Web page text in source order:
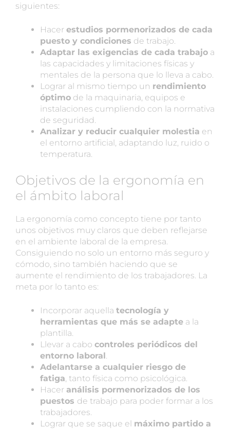
siguientes:
Hacer estudios pormenorizados de cada
puesto y condiciones de trabajo.
Adaptar las exigencias de cada trabajo a
las capacidades y limitaciones físicas y
mentales de la persona que lo lleva a cabo.
Lograr al mismo tiempo un rendimiento
óptimo de la maquinaria, equipos e
instalaciones cumpliendo con la normativa
de seguridad.
Analizar y reducir cualquier molestia en
el entorno artificial, adaptando luz, ruido o
temperatura.
Objetivos de la ergonomía en
el ámbito laboral
La ergonomía como concepto tiene por tanto
unos objetivos muy claros que deben reflejarse
en el ambiente laboral de la empresa.
Consiguiendo no solo un entorno más seguro y
cómodo, sino también haciendo que se
aumente el rendimiento de los trabajadores. La
meta por lo tanto es:
Incorporar aquella tecnología y
herramientas que más se adapte a la
plantilla.
Llevar a cabo controles periódicos del
entorno laboral.
Adelantarse a cualquier riesgo de
fatiga, tanto física como psicológica.
Hacer análisis pormenorizados de los
puestos de trabajo para poder formar a los
trabajadores.
Lograr que se saque el máximo partido a